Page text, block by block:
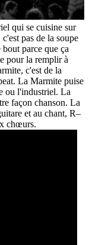
qui se cuisine sur
pas de la soupe
parce que ça
pour la remplir à
c'est de la
La Marmite puise
ou l'industriel. La
façon chanson. La
et au chant, R–
chœurs.